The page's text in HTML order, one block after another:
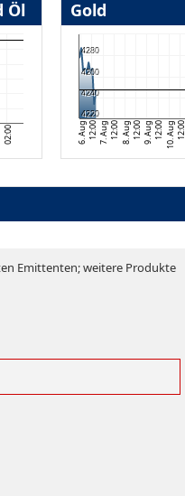
Öl
02:00
Gold
6. Aug12:00 7. Aug12:00 8. Aug12:00 9. Aug12:00 10. Aug12:00
4240
4260
4280
4220
Emittenten; weitere Produkte